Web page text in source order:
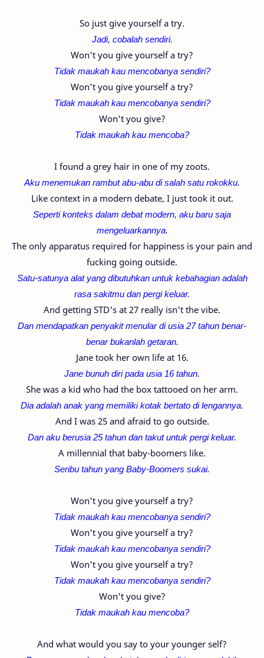
So just give yourself a try.
Jadi, cobalah sendiri.
Won't you give yourself a try?
Tidak maukah kau mencobanya sendiri?
Won't you give yourself a try?
Tidak maukah kau mencobanya sendiri?
Won't you give?
Tidak maukah kau mencoba?
I found a grey hair in one of my zoots.
Aku menemukan rambut abu-abu di salah satu rokokku.
Like context in a modern debate, I just took it out.
Seperti konteks dalam debat modern, aku baru saja
mengeluarkannya.
The only apparatus required for happiness is your pain and
fucking going outside.
Satu-satunya alat yang dibutuhkan untuk kebahagian adalah
rasa sakitmu dan pergi keluar.
And getting STD's at 27 really isn't the vibe.
Dan mendapatkan penyakit menular di usia 27 tahun benar-
benar bukanlah getaran.
Jane took her own life at 16.
Jane bunuh diri pada usia 16 tahun.
She was a kid who had the box tattooed on her arm.
Dia adalah anak yang memiliki kotak bertato di lengannya.
And I was 25 and afraid to go outside.
Dan aku berusia 25 tahun dan takut untuk pergi keluar.
A millennial that baby-boomers like.
Seribu tahun yang Baby-Boomers sukai.
Won't you give yourself a try?
Tidak maukah kau mencobanya sendiri?
Won't you give yourself a try?
Tidak maukah kau mencobanya sendiri?
Won't you give yourself a try?
Tidak maukah kau mencobanya sendiri?
Won't you give?
Tidak maukah kau mencoba?
And what would you say to your younger self?